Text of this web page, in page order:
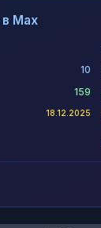
Max
10
159
18.12.2025